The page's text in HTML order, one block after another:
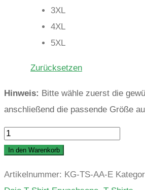
3XL
4XL
5XL
Zurücksetzen
Hinweis: Bitte wähle zuerst die
anschließend die passende Größe
Kampfgeist
Dojo
In den Warenkorb
Artikelnummer: KG-TS-AA-E